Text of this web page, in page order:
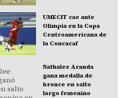
UMECIT cae ante
Olimpia en la Copa
Centroamericana de
la Concacaf
Nathalee Aranda
gana medalla de
bronce en salto
largo femenino